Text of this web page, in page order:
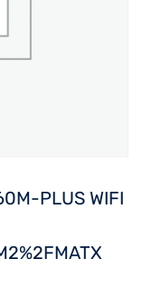
PLUS WIFI